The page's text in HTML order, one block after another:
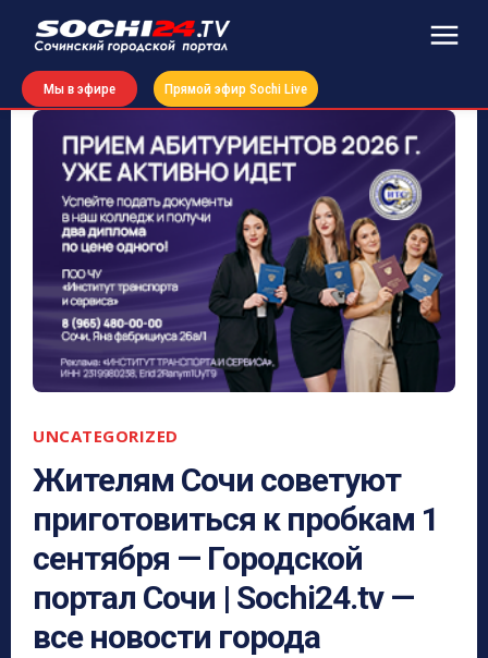
Мы в эфире Прямой эфир Sochi Live
UNCATEGORIZED
Жителям Сочи советуют
приготовиться к пробкам 1
сентября — Городской
портал Сочи | Sochi24.tv —
все новости города